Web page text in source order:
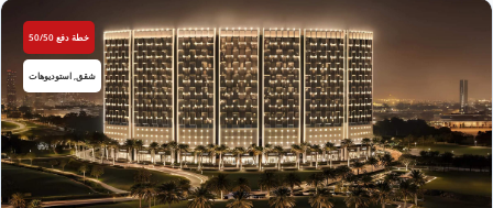
خطة دفع 50/50
شقق, استوديوهات